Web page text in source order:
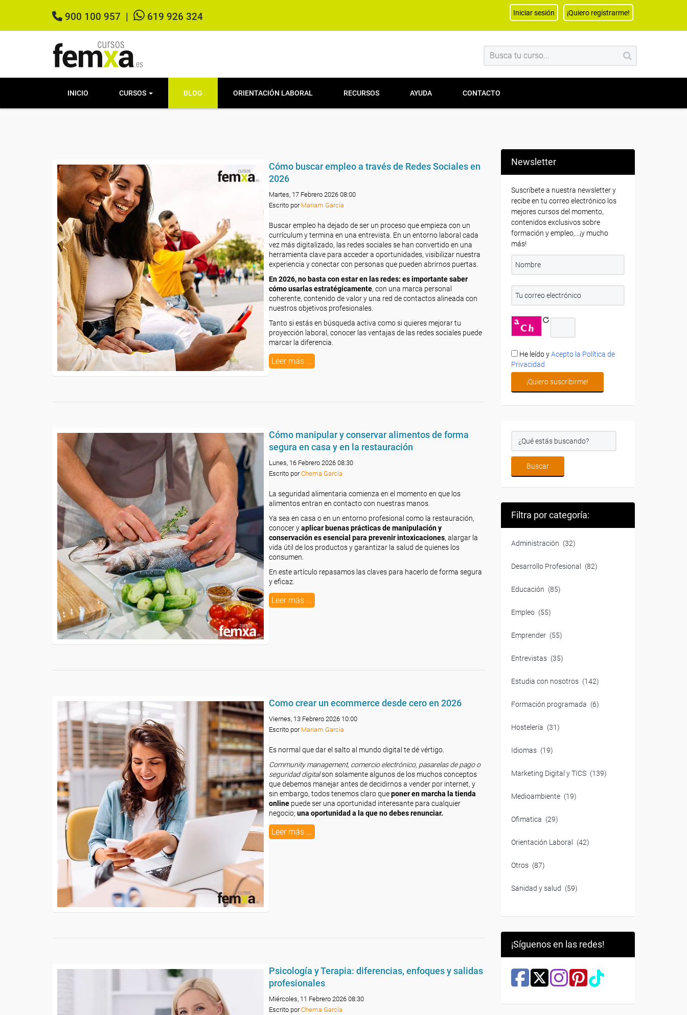
900 100 957 619 926 324 Iniciar sesión ¡Quiero registrarme!
INICIO CURSOS BLOG ORIENTACIÓN LABORAL RECURSOS AYUDA CONTACTO
Cómo buscar empleo a través de Redes Sociales en
2026
Martes, 17 Febrero 2026 08:00
Escrito por Mariam García
Buscar empleo ha dejado de ser un proceso que empieza con un
currículum y termina en una entrevista. En un entorno laboral cada
vez más digitalizado, las redes sociales se han convertido en una
herramienta clave para acceder a oportunidades, visibilizar nuestra
experiencia y conectar con personas que pueden abrirnos puertas.
En 2026, no basta con estar en las redes: es importante saber
cómo usarlas estratégicamente, con una marca personal
coherente, contenido de valor y una red de contactos alineada con
nuestros objetivos profesionales.
Tanto si estás en búsqueda activa como si quieres mejorar tu
proyección laboral, conocer las ventajas de las redes sociales puede
marcar la diferencia.
Leer más ...
Cómo manipular y conservar alimentos de forma
segura en casa y en la restauración
Lunes, 16 Febrero 2026 08:30
Escrito porChema García
La seguridad alimentaria comienza en el momento en que los
alimentos entran en contacto con nuestras manos.
Ya sea en casa o en un entorno profesional como la restauración,
conocer yaplicar buenas prácticas de manipulación y
conservación es esencial para prevenir intoxicaciones, alargar la
vida útil de los productos y garantizar la salud de quienes los
consumen.
En este artículo repasamos las claves para hacerlo de forma segura
y eficaz.
Leer más ...
Como crear un ecommerce desde cero en 2026
Viernes, 13 Febrero 2026 10:00
Escrito por Mariam García
Es normal que dar el salto al mundo digital te dé vértigo.
Community management, comercio electrónico, pasarelas de pago o
seguridad digitalson solamente algunos de los muchos conceptos
que debemos manejar antes de decidirnos a vender por internet, y
sin embargo, todos tenemos claro queponer en marcha la tienda
onlinepuede ser una oportunidad interesante para cualquier
negocio; una oportunidad a la que no debes renunciar.
Leer más ...
Psicología y Terapia: diferencias, enfoques y salidas
profesionales
Miércoles, 11 Febrero 2026 08:30
Escrito porChema García
Newsletter
Suscríbete a nuestra newsletter y
recibe en tu correo electrónico los
mejores cursos del momento,
contenidos exclusivos sobre
formación y empleo,...¡y mucho
más!
He leído yAcepto la Política de
Privacidad
Filtra por categoría:
Administración (32)
Desarrollo Profesional (82)
Educación (85)
Empleo (55)
Emprender (55)
Entrevistas (35)
Estudia con nosotros (142)
Formación programada (6)
Hostelería (31)
Idiomas (19)
Marketing Digital y TICS (139)
Medioambiente (19)
Ofimatica (29)
Orientación Laboral (42)
Otros (87)
Sanidad y salud (59)
¡Síguenos en las redes!